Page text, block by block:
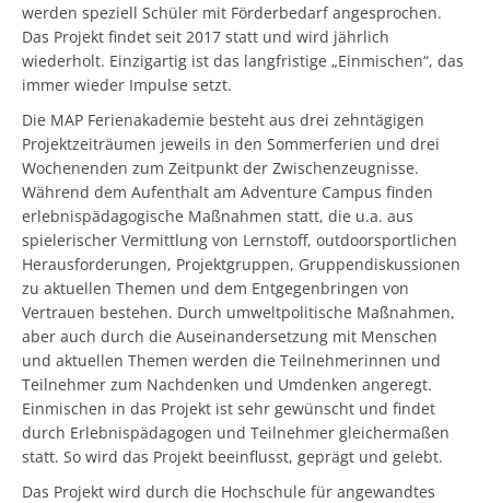
werden speziell Schüler mit Förderbedarf angesprochen.
Das Projekt findet seit 2017 statt und wird jährlich
wiederholt. Einzigartig ist das langfristige „Einmischen“, das
immer wieder Impulse setzt.
Die MAP Ferienakademie besteht aus drei zehntägigen
Projektzeiträumen jeweils in den Sommerferien und drei
Wochenenden zum Zeitpunkt der Zwischenzeugnisse.
Während dem Aufenthalt am Adventure Campus finden
erlebnispädagogische Maßnahmen statt, die u.a. aus
spielerischer Vermittlung von Lernstoff, outdoorsportlichen
Herausforderungen, Projektgruppen, Gruppendiskussionen
zu aktuellen Themen und dem Entgegenbringen von
Vertrauen bestehen. Durch umweltpolitische Maßnahmen,
aber auch durch die Auseinandersetzung mit Menschen
und aktuellen Themen werden die Teilnehmerinnen und
Teilnehmer zum Nachdenken und Umdenken angeregt.
Einmischen in das Projekt ist sehr gewünscht und findet
durch Erlebnispädagogen und Teilnehmer gleichermaßen
statt. So wird das Projekt beeinflusst, geprägt und gelebt.
Das Projekt wird durch die Hochschule für angewandtes